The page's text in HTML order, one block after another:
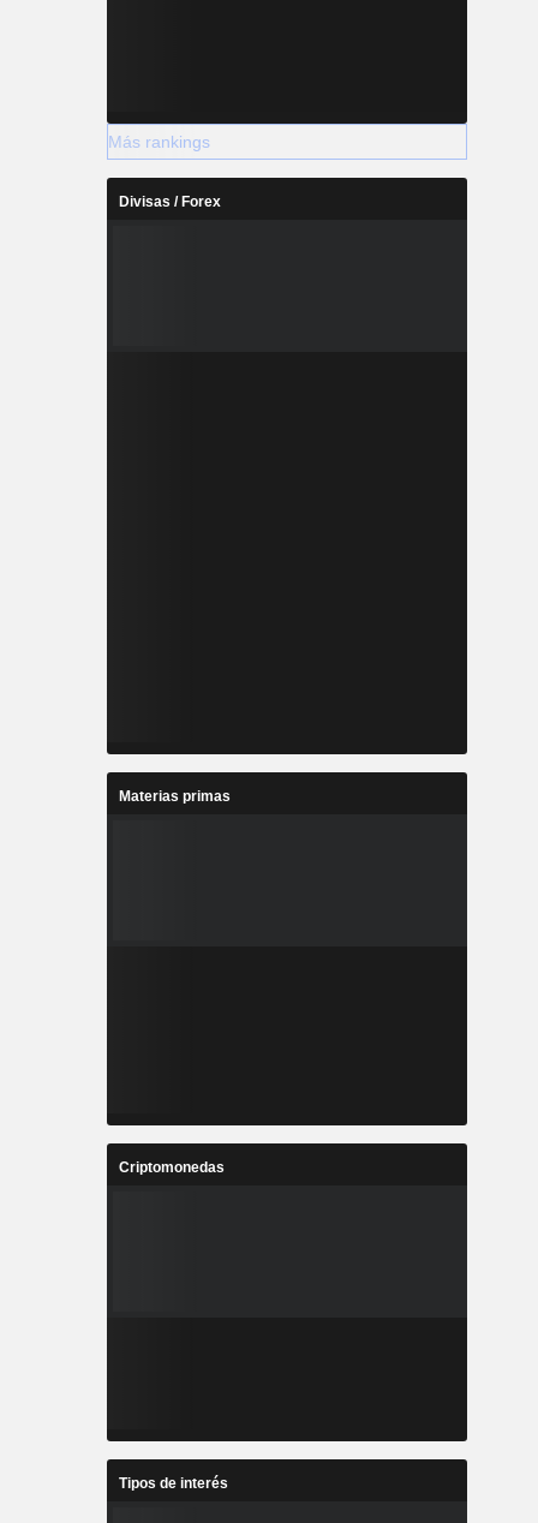
Más rankings
Divisas / Forex
Materias primas
Criptomonedas
Tipos de interés